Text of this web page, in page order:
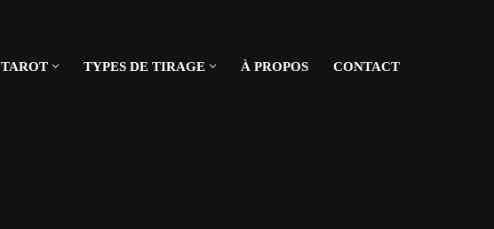
TAROT TYPES DE TIRAGE À PROPOS CONTACT